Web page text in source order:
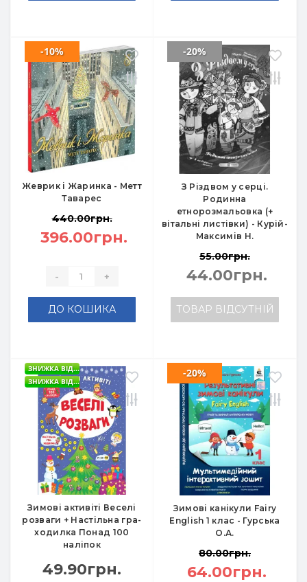
Жеврик і Жаринка - Метт
Таварес
-10%
440.00грн.
396.00грн.
- +
ДО КОШИКА
З Різдвом у серці.
Родинна
етнорозмальовка (+
вітальні листівки) - Курій-
Максимів Н.
-20%
55.00грн.
44.00грн.
ТОВАР ВІДСУТНІЙ
Зимові активіті Веселі
розваги + Настільна гра-
ходилка Понад 100
наліпок
ЗНИЖКА ВІД...
ЗНИЖКА ВІД...
49.90грн.
Зимові канікули Fairy
English 1 клас - Гурська
О.А.
-20%
80.00грн.
64.00грн.